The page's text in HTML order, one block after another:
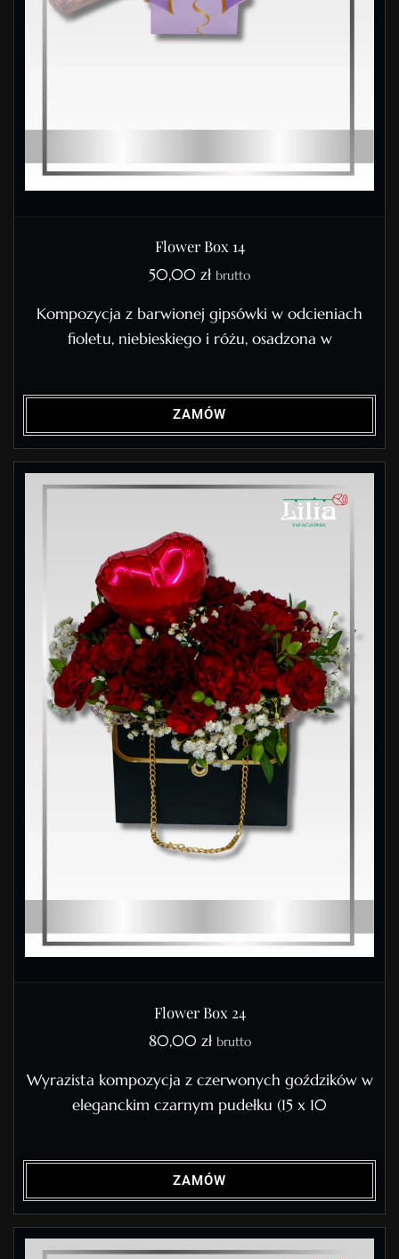
Flower Box 14
50,00 zł brutto
Kompozycja z barwionej gipsówki w odcieniach
fioletu, niebieskiego i różu, osadzona w
ZAMÓW
Flower Box 24
80,00 zł brutto
Wyrazista kompozycja z czerwonych goździków w
eleganckim czarnym pudełku (15 x 10
ZAMÓW